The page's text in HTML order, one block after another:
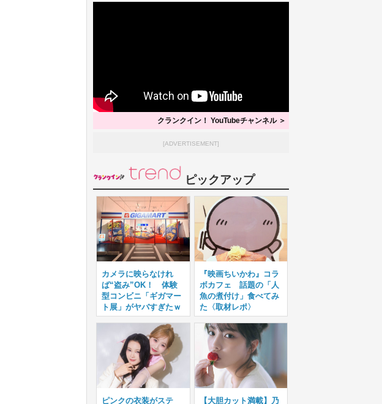
クランクイン！ YouTubeチャンネル ＞
[ADVERTISEMENT]
ピックアップ
カメラに映らなけれ
ば“盗み”OK！ 体験
型コンビニ「ギガマー
ト展」がヤバすぎたｗ
『映画ちいかわ』コラ
ボカフェ 話題の「人
魚の煮付け」食べてみ
た〈取材レポ〉
ピンクの衣装がステ 【大胆カット満載】乃